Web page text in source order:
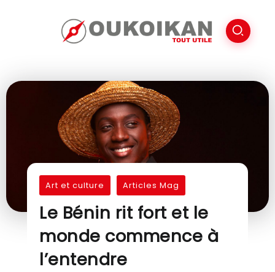
Art et culture Articles Mag
Le Bénin rit fort et le
monde commence à
l’entendre